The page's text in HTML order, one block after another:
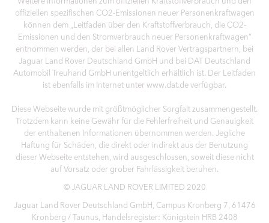
offiziellen spezifischen CO2-Emissionen neuer Personenkraftwagen
können dem „Leitfaden über den Kraftstoffverbrauch, die CO2-
Emissionen und den Stromverbrauch neuer Personenkraftwagen“
entnommen werden, der bei allen Land Rover Vertragspartnern, bei
Jaguar Land Rover Deutschland GmbH und bei DAT Deutschland
Automobil Treuhand GmbH unentgeltlich erhältlich ist. Der Leitfaden
ist ebenfalls im Internet unter www.dat.de verfügbar.
Diese Webseite wurde mit größtmöglicher Sorgfalt zusammengestellt.
Trotzdem kann keine Gewähr für die Fehlerfreiheit und Genauigkeit
der enthaltenen Informationen übernommen werden. Jegliche
Haftung für Schäden, die direkt oder indirekt aus der Benutzung
dieser Webseite entstehen, wird ausgeschlossen, soweit diese nicht
auf Vorsatz oder grober Fahrlässigkeit beruhen.
© JAGUAR LAND ROVER LIMITED 2020
Jaguar Land Rover Deutschland GmbH, Campus Kronberg 7, 61476
Kronberg / Taunus, Handelsregister: Königstein HRB 2408